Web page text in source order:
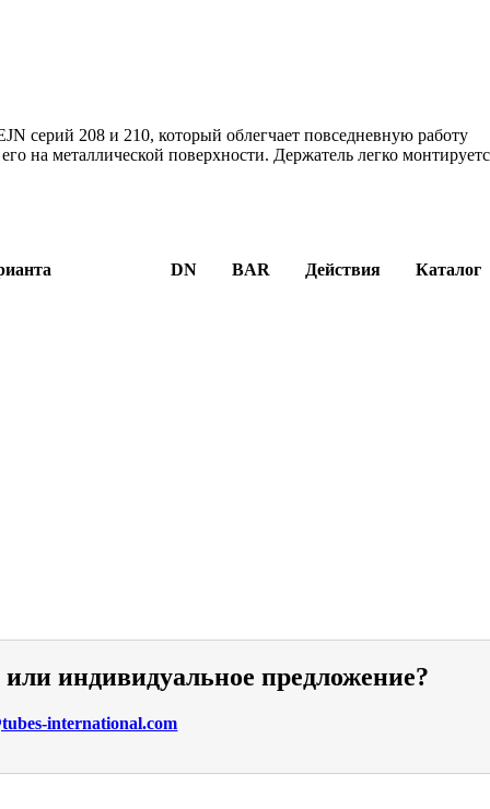
серий 208 и 210, который облегчает повседневную работу
на металлической поверхности. Держатель легко
DN BAR Действия Каталог
индивидуальное предложение?
international.com